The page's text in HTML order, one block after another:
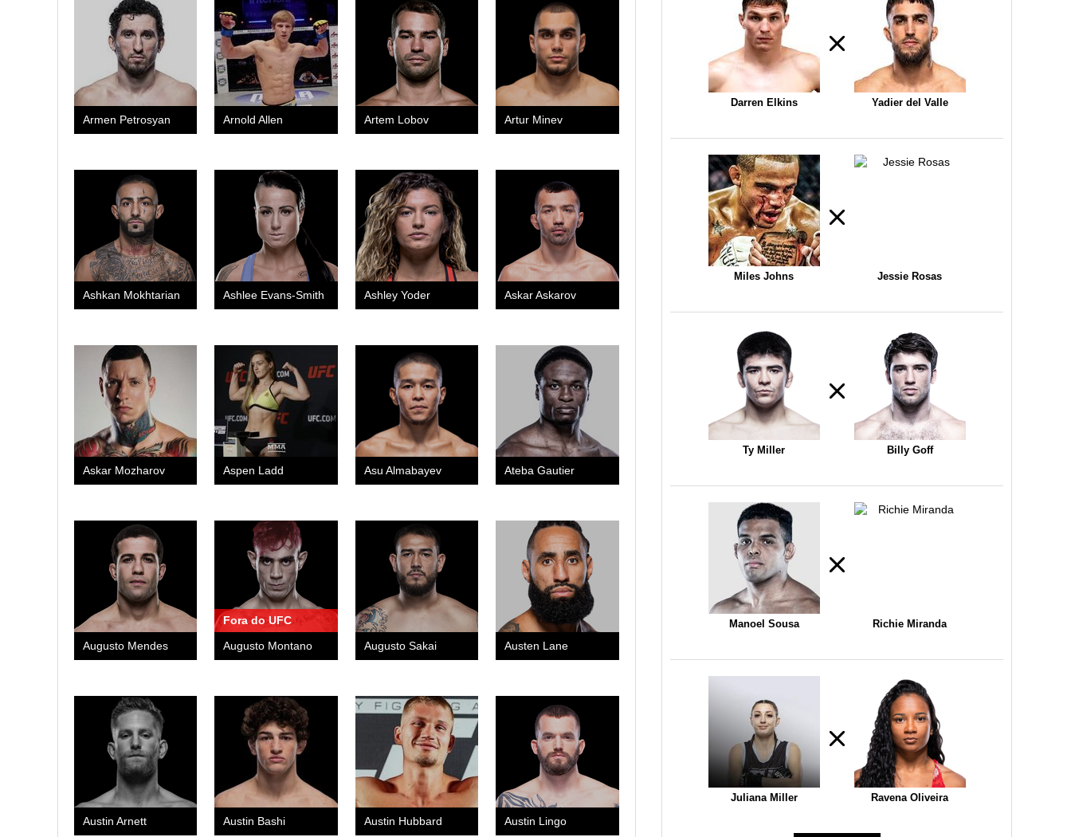
Armen Petrosyan Arnold Allen Artem Lobov Artur Minev
Ashkan Mokhtarian Ashlee Evans-Smith Ashley Yoder Askar Askarov
Askar Mozharov Aspen Ladd Asu Almabayev Ateba Gautier
Augusto Mendes
Fora do UFC
Augusto Montano Augusto Sakai Austen Lane
Austin Arnett Austin Bashi Austin Hubbard Austin Lingo
Darren Elkins Yadier del Valle
Miles Johns Jessie Rosas
Ty Miller Billy Goff
Manoel Sousa Richie Miranda
Juliana Miller Ravena Oliveira